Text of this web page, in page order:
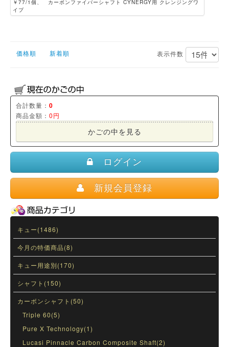
￥77/1個、 カーボンファイバーシャフト CYNERGY用 クレンジングワ
イプ
価格順 新着順 表示件数
合計数量： 0
商品金額： 0円
かごの中を見る
ログイン
新規会員登録
キュー(1486)
今月の特価商品(8)
キュー用途別(170)
シャフト(150)
カーボンシャフト(50)
Triple 60(5)
Pure X Technology(1)
Lucasi Pinnacle Carbon Composite Shaft(2)